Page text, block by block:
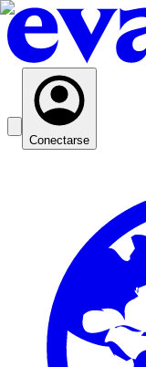
Conectarse